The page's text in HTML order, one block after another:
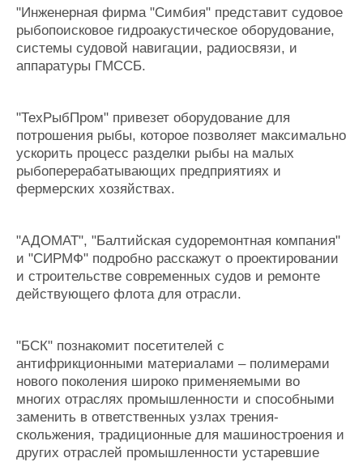
Конференции
Выставки и семинары
Личности
Словарь
Флот
Галерея флота
Форум
"Инженерная фирма "Симбия" представит судовое
рыбопоисковое гидроакустическое оборудование,
системы судовой навигации, радиосвязи, и
аппаратуры ГМССБ.
"ТехРыбПром" привезет оборудование для
потрошения рыбы, которое позволяет максимально
ускорить процесс разделки рыбы на малых
рыбоперерабатывающих предприятиях и
фермерских хозяйствах.
"АДОМАТ", "Балтийская судоремонтная компания"
и "СИРМФ" подробно расскажут о проектировании
и строительстве современных судов и ремонте
действующего флота для отрасли.
"БСК" познакомит посетителей с
антифрикционными материалами – полимерами
нового поколения широко применяемыми во
многих отраслях промышленности и способными
заменить в ответственных узлах трения-
скольжения, традиционные для машиностроения и
других отраслей промышленности устаревшие